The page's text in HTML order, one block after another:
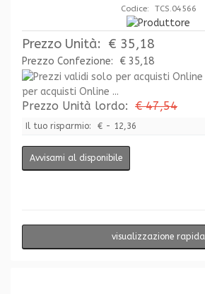
Codice: TCS.04566
Prezzo Unità: € 35,18
Prezzo Confezione:
€ 35,18
per acquisti Online ...
Prezzo Unità lordo: € 47,54
Il tuo risparmio: € - 12,36
Avvisami al disponibile
visualizzazione rapida